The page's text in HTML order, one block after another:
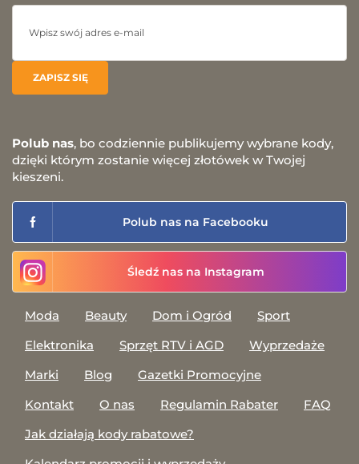
Polub nas, bo codziennie publikujemy wybrane kody,
dzięki którym zostanie więcej złotówek w Twojej
kieszeni.
Polub nas na Facebooku
Śledź nas na Instagram
Moda Beauty Dom i Ogród
Sport
Elektronika
Sprzęt RTV i AGD
Wyprzedaże
Marki
Blog
Gazetki Promocyjne
Kontakt
O nas Regulamin Rabater
FAQ
Jak działają kody rabatowe?